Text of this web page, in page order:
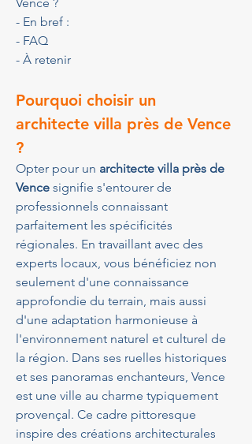
- En bref :
- FAQ
- À retenir
Pourquoi choisir un
architecte villa près de Vence
?
Opter pour un architecte villa près de
Vence signifie s'entourer de
professionnels connaissant
parfaitement les spécificités
régionales. En travaillant avec des
experts locaux, vous bénéficiez non
seulement d'une connaissance
approfondie du terrain, mais aussi
d'une adaptation harmonieuse à
l'environnement naturel et culturel de
la région. Dans ses ruelles historiques
et ses panoramas enchanteurs, Vence
est une ville au charme typiquement
provençal. Ce cadre pittoresque
inspire des créations architecturales